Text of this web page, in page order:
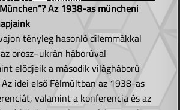
Az 1938-as müncheni
tényleg hasonló dilemmákkal
orosz–ukrán háborúval
elődjeik a második világháború
idei első Félmúltban az 1938-as
valamint a konferencia és az